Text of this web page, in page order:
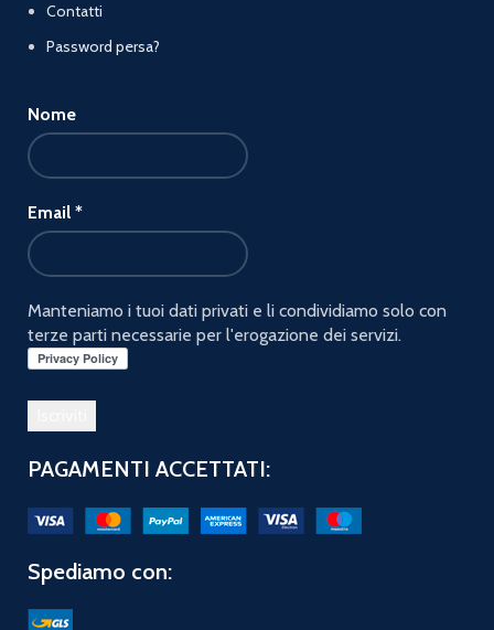
Contatti
Password persa?
Nome
Email *
Manteniamo i tuoi dati privati e li condividiamo solo con
terze parti necessarie per l'erogazione dei servizi.
PAGAMENTI ACCETTATI:
Spediamo con: